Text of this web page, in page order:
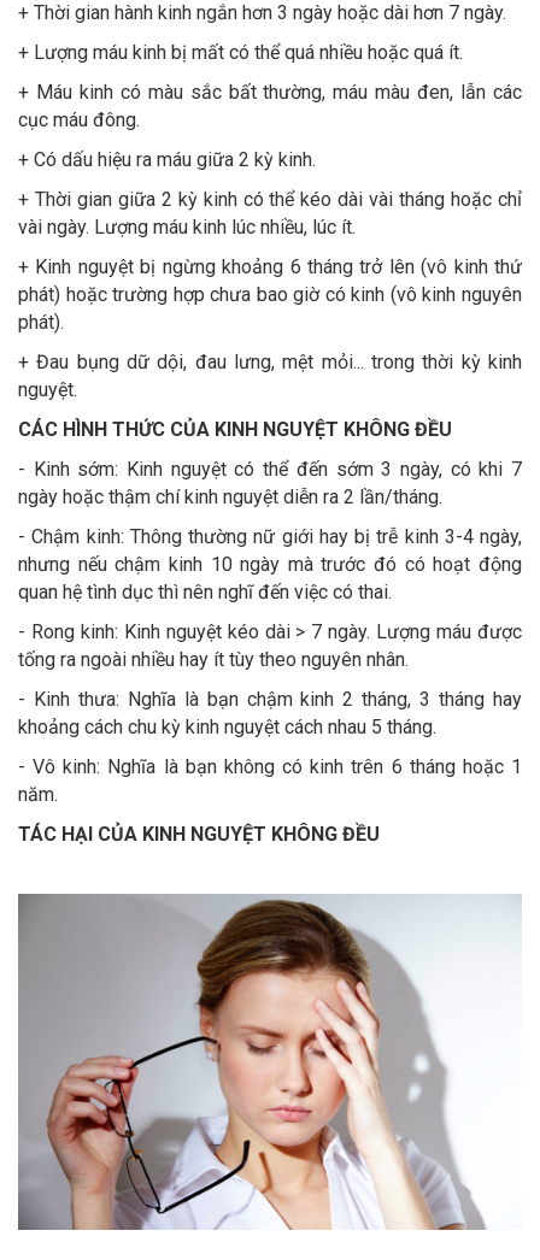
+ Thời gian hành kinh ngắn hơn 3 ngày hoặc dài hơn 7 ngày.
+ Lượng máu kinh bị mất có thể quá nhiều hoặc quá ít.
+ Máu kinh có màu sắc bất thường, máu màu đen, lẫn các
cục máu đông.
+ Có dấu hiệu ra máu giữa 2 kỳ kinh.
+ Thời gian giữa 2 kỳ kinh có thể kéo dài vài tháng hoặc chỉ
vài ngày. Lượng máu kinh lúc nhiều, lúc ít.
+ Kinh nguyệt bị ngừng khoảng 6 tháng trở lên (vô kinh thứ
phát) hoặc trường hợp chưa bao giờ có kinh (vô kinh nguyên
phát).
+ Đau bụng dữ dội, đau lưng, mệt mỏi... trong thời kỳ kinh
nguyệt.
CÁC HÌNH THỨC CỦA KINH NGUYỆT KHÔNG ĐỀU
- Kinh sớm: Kinh nguyệt có thể đến sớm 3 ngày, có khi 7
ngày hoặc thậm chí kinh nguyệt diễn ra 2 lần/tháng.
- Chậm kinh: Thông thường nữ giới hay bị trễ kinh 3-4 ngày,
nhưng nếu chậm kinh 10 ngày mà trước đó có hoạt động
quan hệ tình dục thì nên nghĩ đến việc có thai.
- Rong kinh: Kinh nguyệt kéo dài > 7 ngày. Lượng máu được
tống ra ngoài nhiều hay ít tùy theo nguyên nhân.
- Kinh thưa: Nghĩa là bạn chậm kinh 2 tháng, 3 tháng hay
khoảng cách chu kỳ kinh nguyệt cách nhau 5 tháng.
- Vô kinh: Nghĩa là bạn không có kinh trên 6 tháng hoặc 1
năm.
TÁC HẠI CỦA KINH NGUYỆT KHÔNG ĐỀU